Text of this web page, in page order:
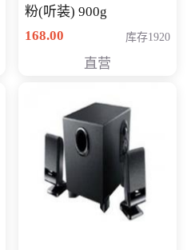
粉(听装) 900g
168.00
库存1920
直营